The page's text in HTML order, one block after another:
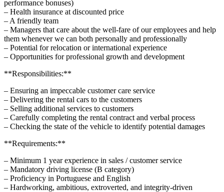
performance bonuses)
– Health insurance at discounted price
– A friendly team
– Managers that care about the well-fare of our employees and help
them whenever we can both personally and professionally
– Potential for relocation or international experience
– Opportunities for professional growth and development
**Responsibilities:**
– Ensuring an impeccable customer care service
– Delivering the rental cars to the customers
– Selling additional services to customers
– Carefully completing the rental contract and verbal process
– Checking the state of the vehicle to identify potential damages
**Requirements:**
– Minimum 1 year experience in sales / customer service
– Mandatory driving license (B category)
– Proficiency in Portuguese and English
– Hardworking, ambitious, extroverted, and integrity-driven